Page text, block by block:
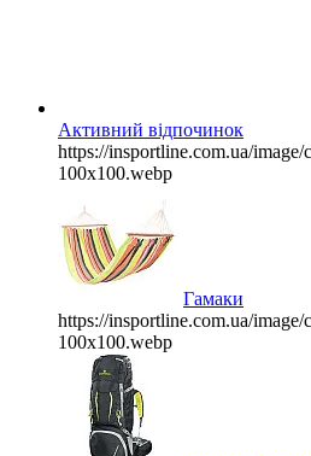
Активний відпочинок
https://insportline.com.ua/
100x100.webp
Гамаки
https://insportline.com.ua/
100x100.webp